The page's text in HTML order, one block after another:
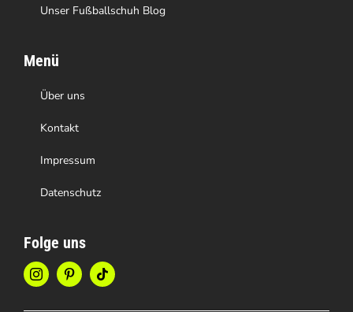
Unser Fußballschuh Blog
Menü
Über uns
Kontakt
Impressum
Datenschutz
Folge uns